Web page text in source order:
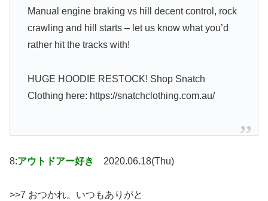
Manual engine braking vs hill decent control, rock
crawling and hill starts – let us know what you’d
rather hit the tracks with!
HUGE HOODIE RESTOCK! Shop Snatch
Clothing here: https://snatchclothing.com.au/
8:アウトドアー好き 2020.06.18(Thu)
>>7 おつかれ。いつもありがと